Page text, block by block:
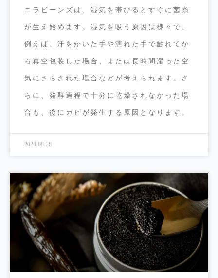
ニラビーンズは、湿気を帯びるとすぐに菌糸
が生え始めます。湿気を吸う原因は様々で、
例えば、汗をかいた手や濡れた手で触れてか
ら真空包装した場合、または長時間湿った空
気にさらされた場合などが考えられます。さ
らに、発酵過程で十分に乾燥されなかった場
合も、後にカビが発生する原因となります。
2024-08-28